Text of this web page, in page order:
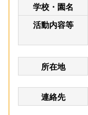
学校・園名
活動内容等
所在地
連絡先